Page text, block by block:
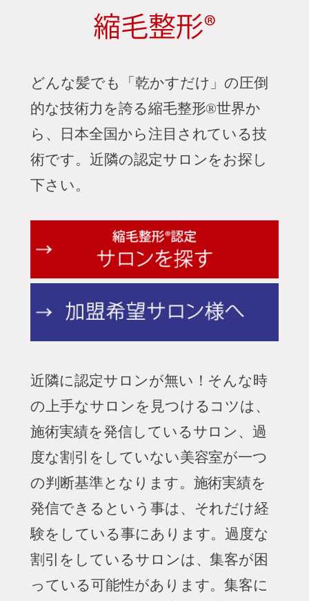
どんな髪でも「乾かすだけ」の圧倒
的な技術力を誇る縮毛整形®世界か
ら、日本全国から注目されている技
術です。 近隣の認定サロンをお探し
下さい。
近隣に認定サロンが無い！ そんな時
の上手なサロンを見つけるコツは、
施術実績を発信しているサロン、過
度な割引をしていない美容室が一つ
の判断基準となります。 施術実績を
発信できるという事は、それだけ経
験をしている事にあります。過度な
割引をしているサロンは、集客が困
っている可能性があります。集客に